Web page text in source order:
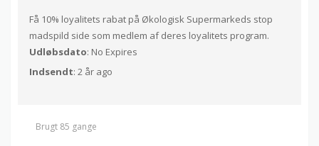
Få 10% loyalitets rabat på Økologisk Supermarkeds stop
madspild side som medlem af deres loyalitets program.
Udløbsdato: No Expires
Indsendt: 2 år ago
Brugt 85 gange